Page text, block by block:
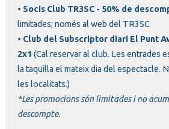
• Socis Club TR3SC - 50% de
limitades; només al web del TR3SC
• Club del Subscriptor diari El Punt
2x1 (Cal reservar al club. Les entrades
la taquilla el mateix dia del espectacle.
les localitats.)
*Les promocions són limitades i no
descompte.